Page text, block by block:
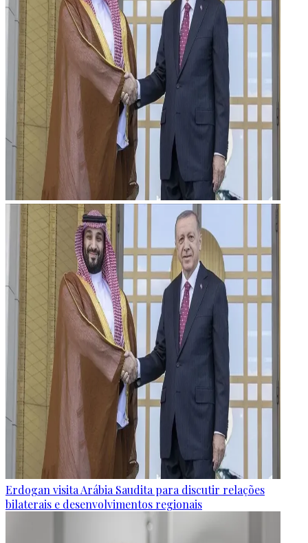
Erdogan visita Arábia Saudita para discutir relações
bilaterais e desenvolvimentos regionais